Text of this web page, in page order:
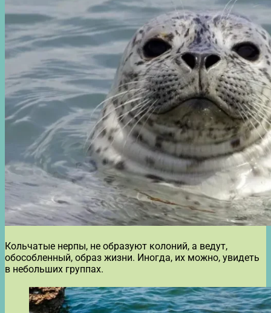
Кольчатые нерпы, не образуют колоний, а ведут,
обособленный, образ жизни. Иногда, их можно, увидеть
в небольших группах.